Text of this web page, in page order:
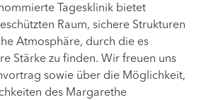
Tagesklinik bietet
Raum, sichere Strukturen
Atmosphäre, durch die es
Stärke zu finden. Wir freuen uns
sowie über die Möglichkeit,
des Margarethe